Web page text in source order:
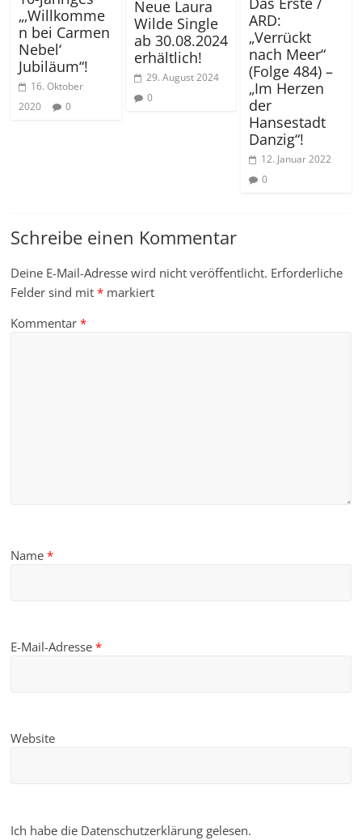
„‚Willkomme
n bei Carmen
Nebel‘
Jubiläum“!
16. Oktober
2020
0
Neue Laura
Wilde Single
ab 30.08.2024
erhältlich!
29. August 2024
0
ARD:
„Verrückt
nach Meer“
(Folge 484) –
„Im Herzen
der
Hansestadt
Danzig“!
12. Januar 2022
0
Schreibe einen Kommentar
Deine E-Mail-Adresse wird nicht veröffentlicht. Erforderliche
Felder sind mit* markiert
Kommentar*
Name*
E-Mail-Adresse*
Website
Ich habe die Datenschutzerklärung gelesen.